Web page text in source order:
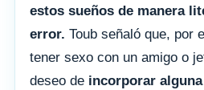
estos sueños de manera
error. Toub señaló que, por
tener sexo con un amigo o
deseo de incorporar